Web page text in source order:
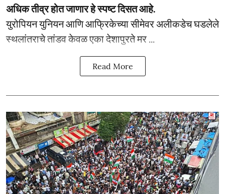
अधिक तीव्र होत जाणार हे स्पष्ट दिसत आहे.
युरोपियन युनियन आणि आफ्रिकेच्या सीमेवर अलीकडेच घडलेले
स्थलांतराचे तांडव केवळ एका देशापुरते मर ...
Read More